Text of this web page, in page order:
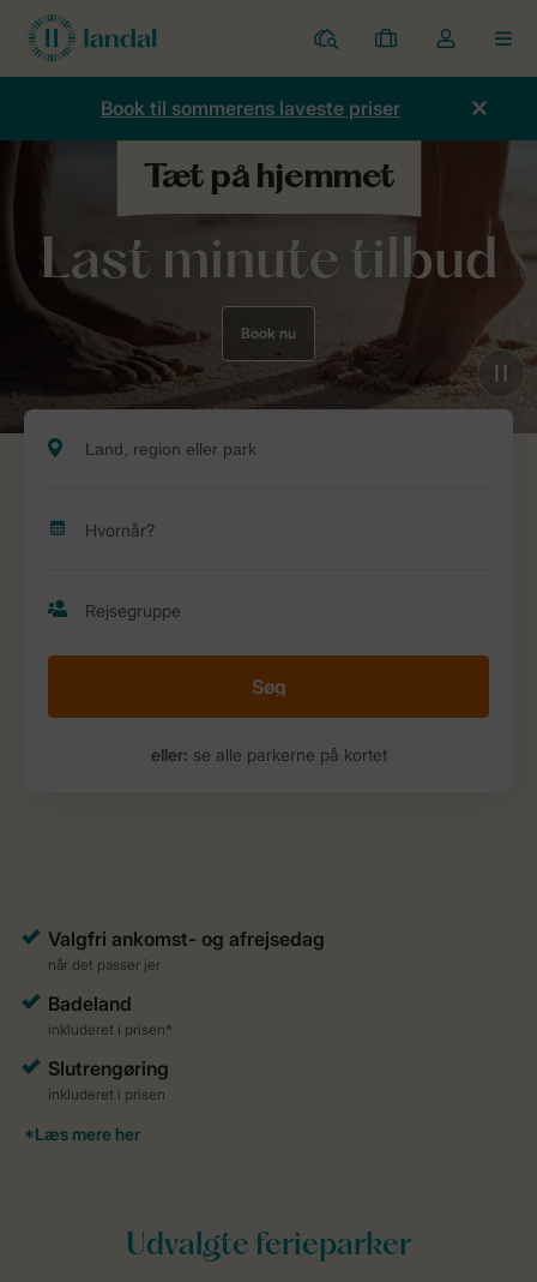
Parker
Mine
bookinger
Toggle
the
Book til sommerens laveste priser
Last minute tilbud
Book nu
Søg
eller: se alle parkerne på kortet